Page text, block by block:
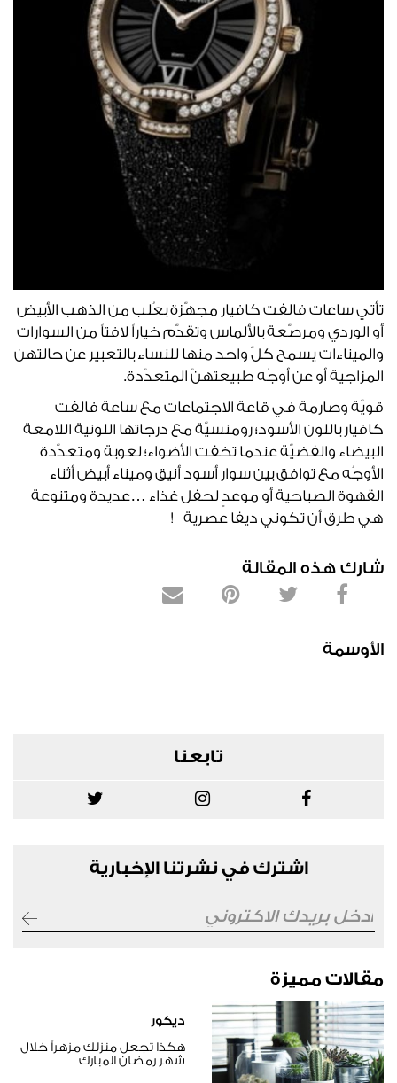
‬المزاجية‭ ‬أو‭ ‬عن‭ ‬أوجُه‭ ‬طبيعتهنّ‭ ‬المتعدّدة‭. ‬
‬هي‭ ‬طرق‭ ‬أن‭ ‬تكوني‭ ‬ديفا‭ ‬عصرية‭!
شارك هذه المقالة
الأوسمة
تابعنا
اشترك في نشرتنا الإخبارية
مقالات مميزة
ديكور
هكذا تجعل منزلك مزهراً خلال
شهر رمضان المبارك